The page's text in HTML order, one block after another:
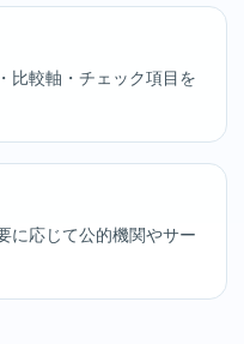
比較軸・チェック項目を
に応じて公的機関やサー